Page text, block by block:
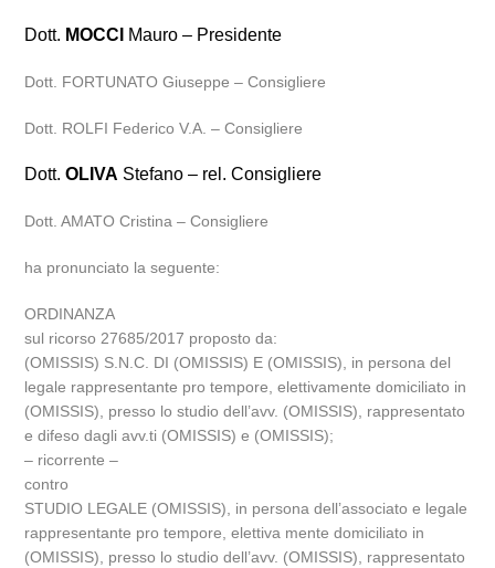
Dott. MOCCI Mauro – Presidente
Dott. FORTUNATO Giuseppe – Consigliere
Dott. ROLFI Federico V.A. – Consigliere
Dott.OLIVA Stefano – rel. Consigliere
Dott. AMATO Cristina – Consigliere
ha pronunciato la seguente:
ORDINANZA
sul ricorso 27685/2017 proposto da:
(OMISSIS) S.N.C. DI (OMISSIS) E (OMISSIS), in persona del
legale rappresentante pro tempore, elettivamente domiciliato in
(OMISSIS), presso lo studio dell’avv. (OMISSIS), rappresentato
e difeso dagli avv.ti (OMISSIS) e (OMISSIS);
– ricorrente –
contro
STUDIO LEGALE (OMISSIS), in persona dell’associato e legale
rappresentante pro tempore, elettiva mente domiciliato in
(OMISSIS), presso lo studio dell’avv. (OMISSIS), rappresentato